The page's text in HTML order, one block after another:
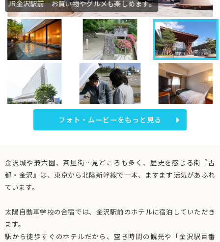
JR金沢駅前 お買い物やグルメも楽しめます。
フォト・ムービーをもっと見る
金沢城や兼六園、茶屋街…見どころも多く、歴史を感じる街『古
都・金沢』は、東京から北陸新幹線で一本、ますます活気があふれ
ています。
太陽自動車学校の合宿では、金沢駅前のホテルに宿泊していただき
ます。
駅から徒歩すぐのホテルだから、空き時間の観光や「金沢駅百番